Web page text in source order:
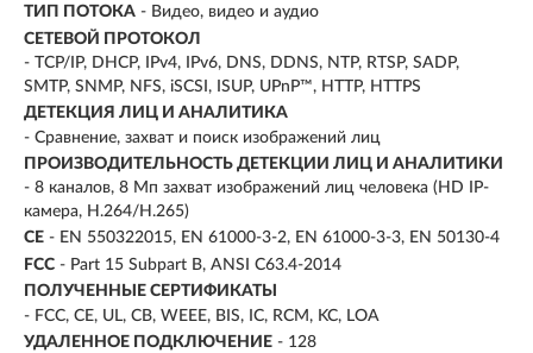
ТИП ПОТОКА - Видео, видео и аудио
СЕТЕВОЙ ПРОТОКОЛ
- TCP/IP, DHCP, IPv4, IPv6, DNS, DDNS, NTP, RTSP, SADP,
SMTP, SNMP, NFS, iSCSI, ISUP, UPnP™, HTTP, HTTPS
ДЕТЕКЦИЯ ЛИЦ И АНАЛИТИКА
- Сравнение, захват и поиск изображений лиц
ПРОИЗВОДИТЕЛЬНОСТЬ ДЕТЕКЦИИ ЛИЦ И АНАЛИТИКИ
- 8 каналов, 8 Мп захват изображений лиц человека (HD IP-
камера, H.264/H.265)
CE - EN 550322015, EN 61000-3-2, EN 61000-3-3, EN 50130-4
FCC - Part 15 Subpart B, ANSI C63.4-2014
ПОЛУЧЕННЫЕ СЕРТИФИКАТЫ
- FCC, CE, UL, CB, WEEE, BIS, IC, RCM, KC, LOA
УДАЛЕННОЕ ПОДКЛЮЧЕНИЕ - 128